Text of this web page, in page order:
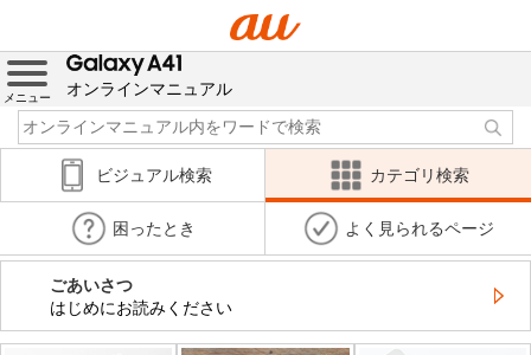
メニュー オンラインマニュアル
ビジュアル検索 カテゴリ検索
困ったとき よく見られるページ
ごあいさつ
はじめにお読みください